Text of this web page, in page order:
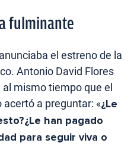
fulminante
el estreno de la
Antonio David Flores
mismo tiempo que el
a preguntar: «¿Le
han pagado
para seguir viva o